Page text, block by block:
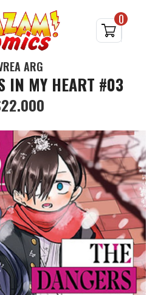
0
ARG
IN MY HEART #03